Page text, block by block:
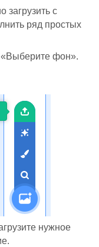
с
ряд простых
«Выберите фон».
фон».
нужное